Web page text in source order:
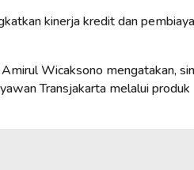
kinerja kredit dan
Wicaksono mengatakan,
Transjakarta melalui produk